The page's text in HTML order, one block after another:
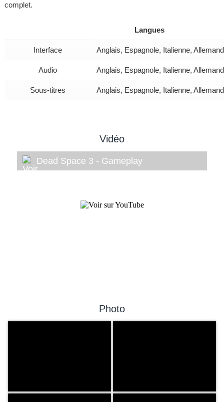
complet.
Langues
Interface Anglais, Espagnole, Italienne,
Audio Anglais, Espagnole, Italienne,
Sous-titres Anglais, Espagnole, Italienne,
Vidéo
Dead Space 3 - Gameplay
Photo